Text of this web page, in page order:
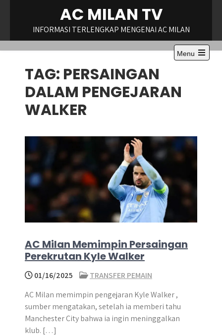
AC MILAN TV
INFORMASI TERLENGKAP MENGENAI AC MILAN
Menu
TAG: PERSAINGAN
DALAM PENGEJARAN
WALKER
AC Milan Memimpin Persaingan
Perekrutan Kyle Walker
01/16/2025
TRANSFER PEMAIN
AC Milan memimpin pengejaran Kyle Walker ,
sumber mengatakan, setelah ia memberi tahu
Manchester City bahwa ia ingin meninggalkan
klub. […]